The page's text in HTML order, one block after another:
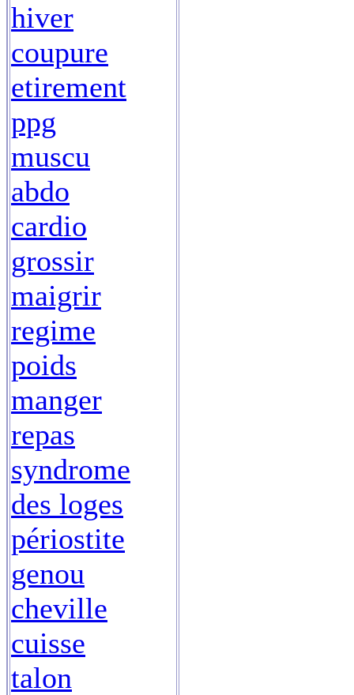
hiver
coupure
etirement
ppg
muscu
abdo
cardio
grossir
maigrir
regime
poids
manger
repas
syndrome
des loges
périostite
genou
cheville
cuisse
talon